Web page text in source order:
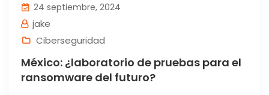
24 septiembre, 2024
jake
Ciberseguridad
México: ¿laboratorio de pruebas para el
ransomware del futuro?